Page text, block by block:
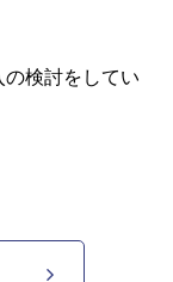
検討をしてい